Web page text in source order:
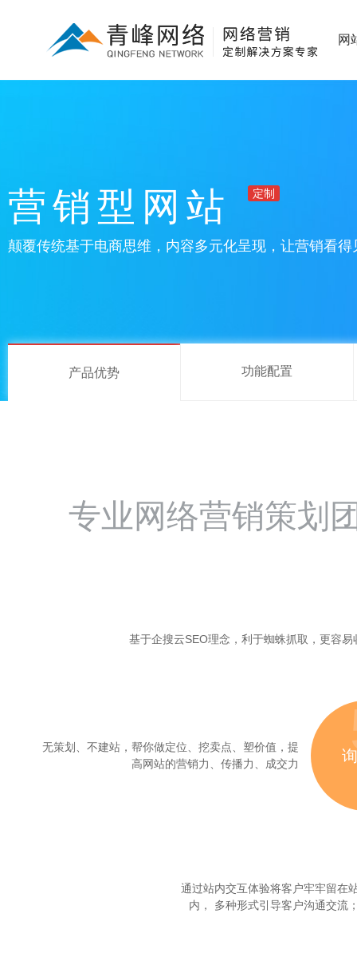
网
颠覆传统基于电商思维，内容多元化呈现，让营销看得
营销型网站 定制
产品优势 功能配置
专业网络营销策划
通过站内交互体验将客户牢牢留在
内， 多种形式引导客户沟通交流
无策划、不建站，帮你做定位、挖卖点、塑价值，提
高网站的营销力、传播力、成交力
基于企搜云SEO理念，利于蜘蛛抓取，更容易